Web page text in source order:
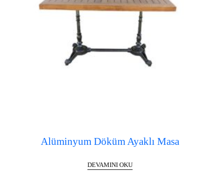
Alüminyum Döküm Ayaklı Masa
DEVAMINI OKU